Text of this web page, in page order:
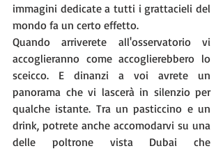
immagini dedicate a tutti i grattacieli del
mondo fa un certo effetto.
Quando arriverete all'osservatorio vi
accoglieranno come accoglierebbero lo
sceicco. E dinanzi a voi avrete un
panorama che vi lascerà in silenzio per
qualche istante. Tra un pasticcino e un
drink, potrete anche accomodarvi su una
delle poltrone vista Dubai che